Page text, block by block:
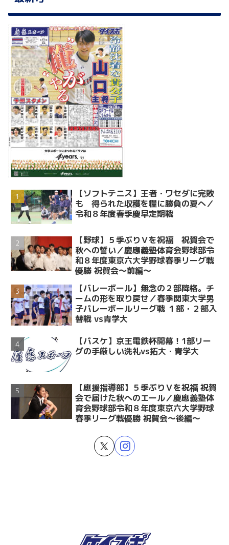
【ソフトテニス】王者・ワセダに完敗
も 得られた収穫を糧に勝負の夏へ／
令和８年度春季慶早定期戦
【野球】５季ぶりＶを祝福 祝賀会で
秋への誓い／慶應義塾体育会野球部令
和８年度東京六大学野球春季リーグ戦
優勝 祝賀会～前編～
【バレーボール】無念の２部降格。チ
ームの形を取り戻せ／春季関東大学男
子バレーボールリーグ戦 １部・２部入
替戦 vs青学大
【バスケ】京王電鉄杯開幕！1部リー
グの手厳しい洗礼vs拓大・青学大
【應援指導部】５季ぶりＶを祝福 祝賀
会で届けた秋へのエール／慶應義塾体
育会野球部令和８年度東京六大学野球
春季リーグ戦優勝 祝賀会～後編～